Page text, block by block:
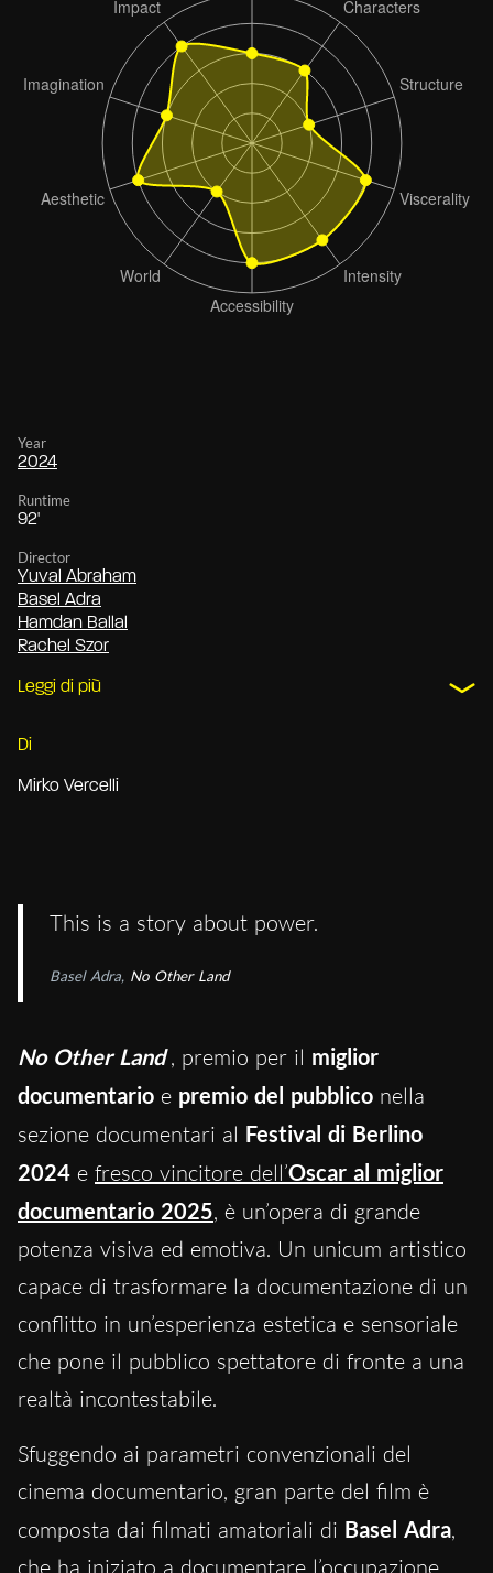
Year
2024
Runtime
92'
Director
Yuval Abraham
Basel Adra
Hamdan Ballal
Rachel Szor
Leggi di più
Di
Mirko Vercelli
This is a story about power.
Basel Adra, No Other Land
No Other Land , premio per il miglior
documentario e premio del pubblico nella
sezione documentari al Festival di Berlino
2024 e fresco vincitore dell’Oscar al miglior
documentario 2025, è un’opera di grande
potenza visiva ed emotiva. Un unicum artistico
capace di trasformare la documentazione di un
conflitto in un’esperienza estetica e sensoriale
che pone il pubblico spettatore di fronte a una
realtà incontestabile.
Sfuggendo ai parametri convenzionali del
cinema documentario, gran parte del film è
composta dai filmati amatoriali di Basel Adra,
che ha iniziato a documentare l’occupazione